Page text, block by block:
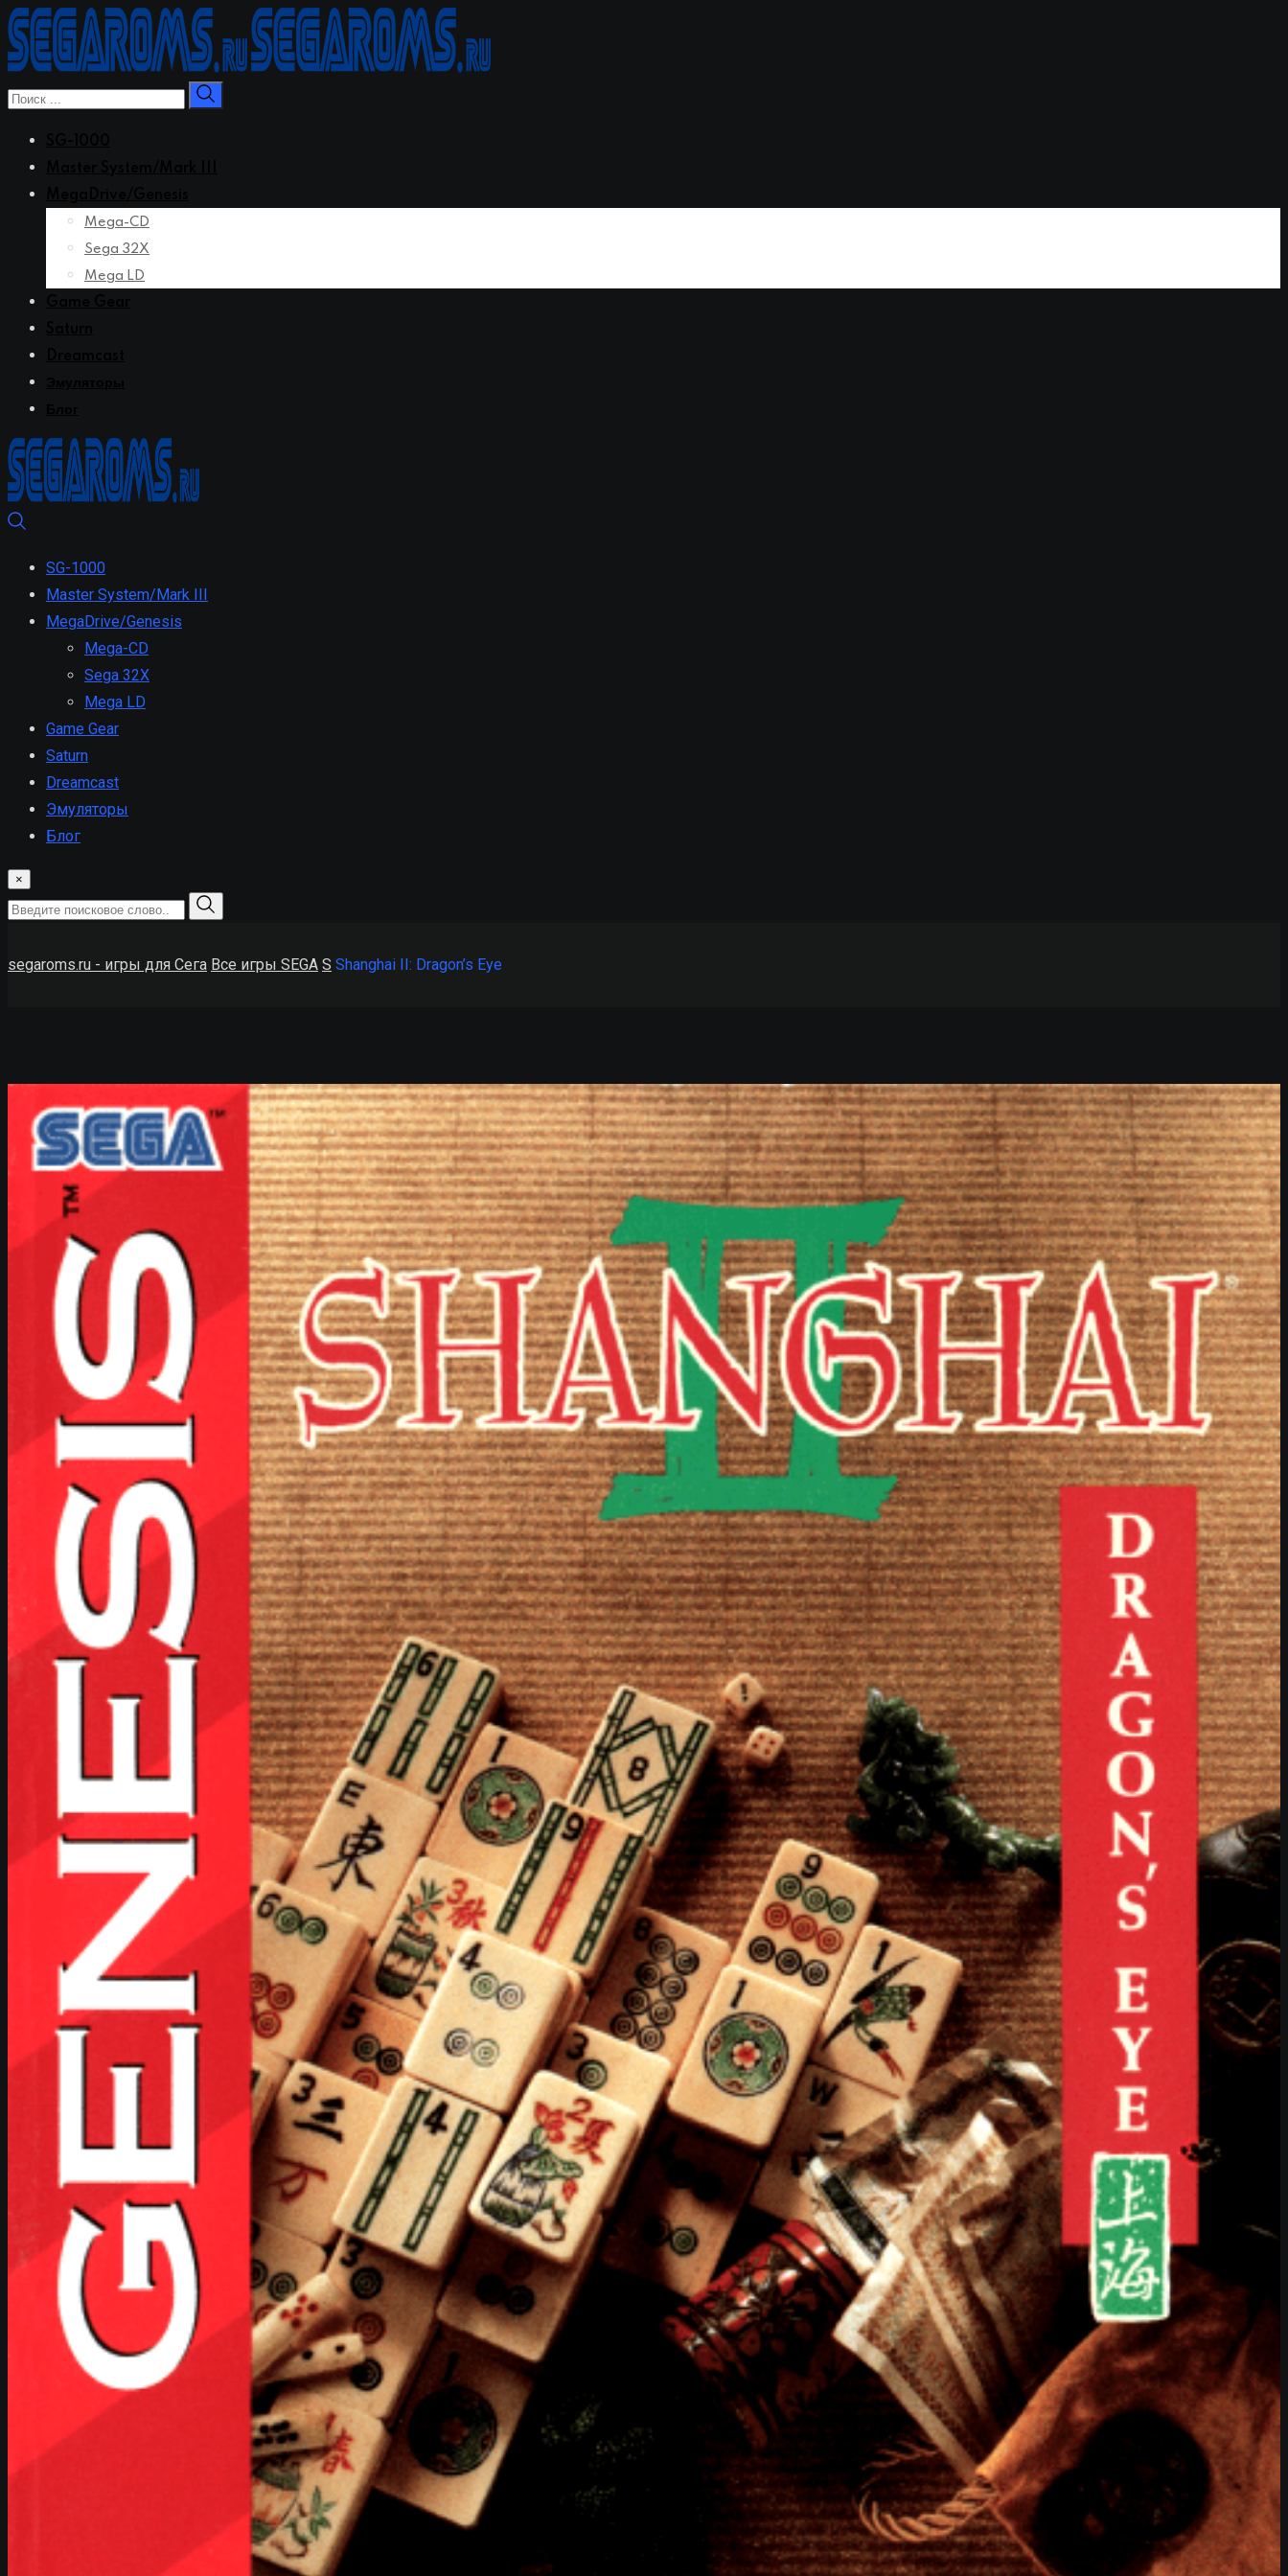
Перейти
к
контенту
Mega-CD
Sega 32X
Mega LD
SG-1000
Master System/Mark III
MegaDrive/Genesis
Mega-CD
Sega 32X
Mega LD
Game Gear
Saturn
Dreamcast
Эмуляторы
Блог
×
segaroms.ru - игры для Сега Все игры SEGA S Shanghai II: Dragon’s Eye